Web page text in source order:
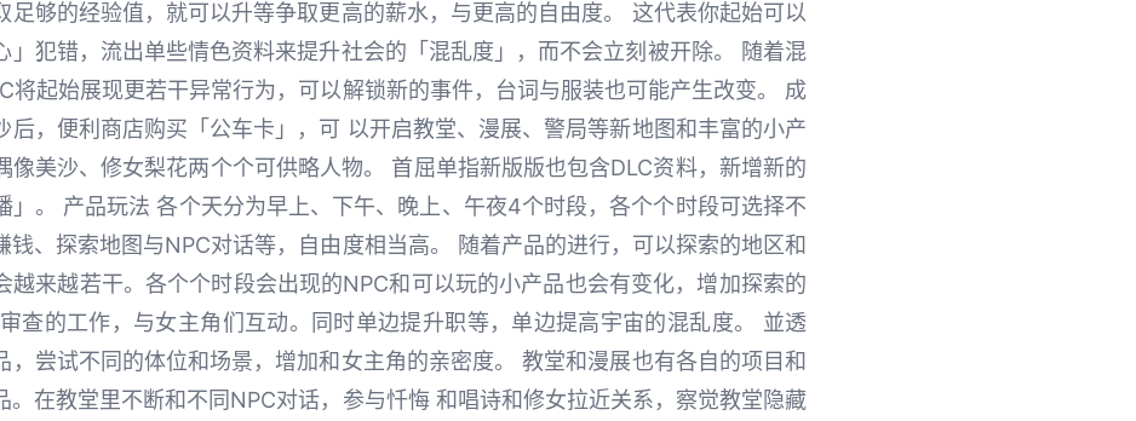
足够的经验值，就可以升等争取更高的薪水，与更高的自由度。 这代表你起始可以
」犯错，流出单些情色资料来提升社会的「混乱度」，而不会立刻被开除。 随着混
将起始展现更若干异常行为，可以解锁新的事件，台词与服装也可能产生改变。 成
后，便利商店购买「公车卡」，可 以开启教堂、漫展、警局等新地图和丰富的小产
像美沙、修女梨花两个个可供略人物。 首屈单指新版版也包含DLC资料，新增新的
」。 产品玩法 各个天分为早上、下午、晚上、午夜4个时段，各个个时段可选择不
钱、探索地图与NPC对话等，自由度相当高。 随着产品的进行，可以探索的地区和
越来越若干。各个个时段会出现的NPC和可以玩的小产品也会有变化，增加探索的
查的工作，与女主角们互动。同时单边提升职等，单边提高宇宙的混乱度。 並透
，尝试不同的体位和场景，增加和女主角的亲密度。 教堂和漫展也有各自的项目和
。在教堂里不断和不同NPC对话，参与忏悔 和唱诗和修女拉近关系，察觉教堂隐藏